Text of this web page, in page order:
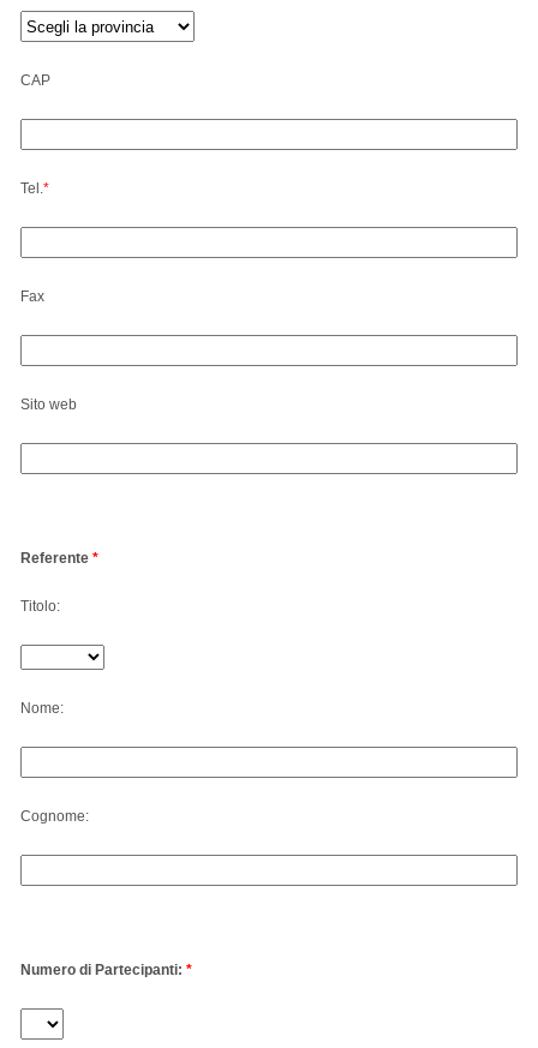
CAP
Tel.*
Fax
Sito web
Referente*
Titolo:
Nome:
Cognome:
Numero di Partecipanti:*